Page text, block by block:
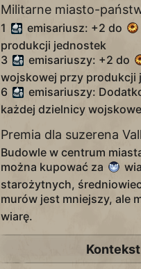
Militarne miasto-
1 emisariusz: +2 do
produkcji jednostek
3
emisariuszy: +2 do
wojskowej przy produkcji
6
emisariuszy:
każdej dzielnicy
Premia dla suzerena
Budowle w centrum
można kupować za
starożytnych,
murów jest mniejszy, ale
wiarę.